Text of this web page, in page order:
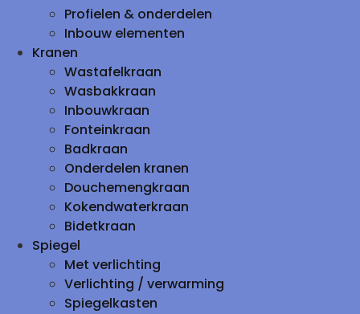
Profielen & onderdelen
Inbouw elementen
Kranen
Wastafelkraan
Wasbakkraan
Inbouwkraan
Fonteinkraan
Badkraan
Onderdelen kranen
Douchemengkraan
Kokendwaterkraan
Bidetkraan
Spiegel
Met verlichting
Verlichting / verwarming
Spiegelkasten